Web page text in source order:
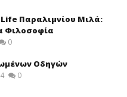
Παραλιμνίου Μιλά:
Φιλοσοφία
0
Οδηγών
0